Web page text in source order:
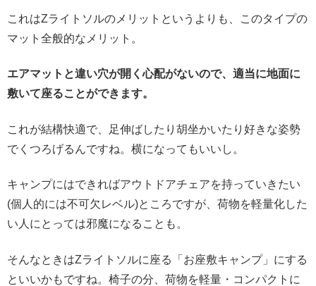
これはZライトソルのメリットというよりも、このタイプの
マット全般的なメリット。
エアマットと違い穴が開く心配がないので、適当に地面に
敷いて座ることができます。
これが結構快適で、足伸ばしたり胡坐かいたり好きな姿勢
でくつろげるんですね。横になってもいいし。
キャンプにはできればアウトドアチェアを持っていきたい
(個人的には不可欠レベル)ところですが、荷物を軽量化した
い人にとっては邪魔になることも。
そんなときはZライトソルに座る「お座敷キャンプ」にする
といいかもですね。椅子の分、荷物を軽量・コンパクトに